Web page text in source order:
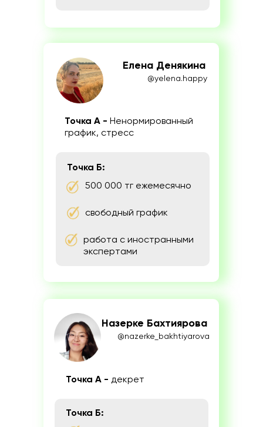
Елена Денякина
@yelena.happy
Назерке Бахтиярова
@nazerke_bakhtiyarova
Точка А - Ненормированный
график, стресс
Точка А - декрет
Точка Б:
500 000 тг ежемесячно
свободный график
Точка Б:
работа с иностранными
экспертами